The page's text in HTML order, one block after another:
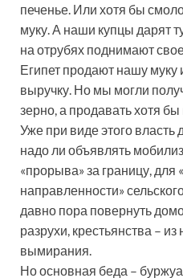
печенье. Или хотя бы
муку. А наши купцы дарят
на отрубях поднимают
Египет продают нашу муку
выручку. Но мы могли
зерно, а продавать хотя бы
Уже при виде этого
надо ли объявлять
«прорыва» за границу, для
направленности»
давно пора повернуть
разрухи, крестьянства –
вымирания.
Но основная беда –